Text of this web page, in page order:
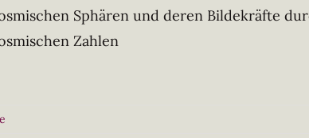
Sphären und deren Bildekräfte
Zahlen